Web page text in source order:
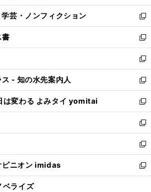
開
く
ウ
で
開
く
ン
ド
ウ
で
開
く
ウ
ィ
ン
ド
ウ
で
開
く
芸・ノンフィクション
新
し
い
ウ
ィ
ン
ド
ウ
で
開
く
書
新
し
い
ウ
ィ
ン
ド
ウ
で
開
く
新
し
い
ウ
ィ
ン
ド
ウ
で
開
く
- 知の水先案内人
新
し
い
ウ
ィ
ン
ド
ウ
で
開
は変わる よみタイ yomitai
新
し
い
ウ
ィ
ン
ド
ウ
新
し
い
ウ
ィ
ン
新
し
い
ウ
ピニオン imidas
新
し
ベライズ